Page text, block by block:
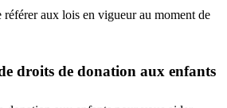
référer aux lois en vigueur au moment de
droits de donation aux enfants